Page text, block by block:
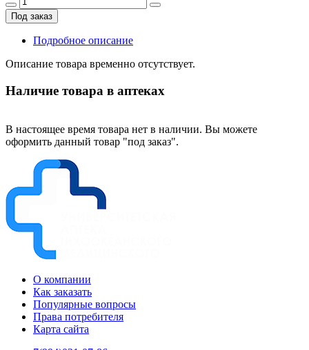
Под заказ
Подробное описание
Описание товара временно отсутствует.
Наличие товара в аптеках
В настоящее время товара нет в наличии. Вы можете
оформить данный товар "под заказ".
О компании
Как заказать
Популярные вопросы
Права потребителя
Карта сайта